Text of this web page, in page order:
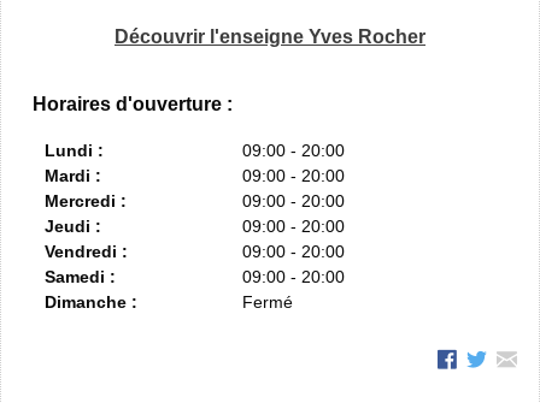
Découvrir l'enseigne Yves Rocher
Horaires d'ouverture :
Lundi :
09:00 - 20:00
Mardi :
09:00 - 20:00
Mercredi :
09:00 - 20:00
Jeudi :
09:00 - 20:00
Vendredi :
09:00 - 20:00
Samedi :
09:00 - 20:00
Dimanche :
Fermé